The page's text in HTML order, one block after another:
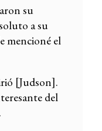
su
a su
mencioné el
[Judson].
del